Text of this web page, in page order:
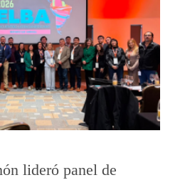
lideró panel de